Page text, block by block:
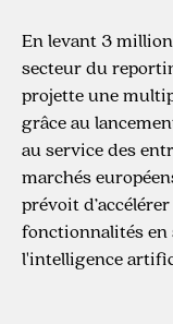
En levant 3
secteur du
projette une
grâce au
au service des
marchés
prévoit
fonctionnalités en
l'intelligence